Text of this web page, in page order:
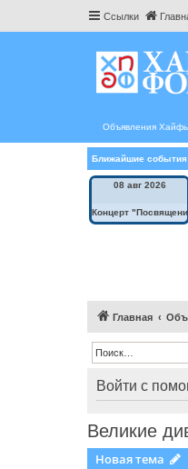
Ссылки
Объявления
Ближайшие события
08 авг 2026
Концерт
Главная
Войти с
Великие
Новая тема